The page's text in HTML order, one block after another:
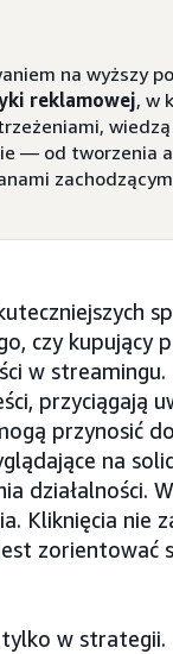
na wyższy
reklamowej, w
— od tworzenia
czy kupujący
w streamingu.
przyciągają
przynosić
na
działalności.
Kliknięcia nie
zorientować
w strategii.